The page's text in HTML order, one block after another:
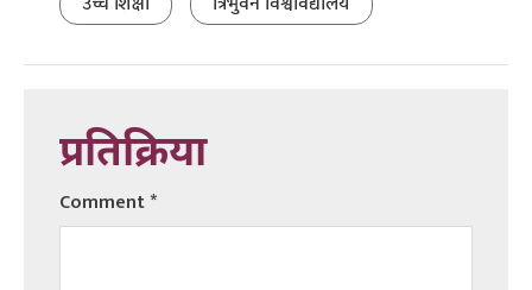
प्रतिक्रिया
Comment*